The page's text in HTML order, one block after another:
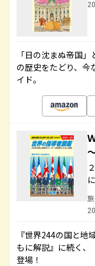
「日の沈まぬ帝国
の歴史をたどり、今
イド。
『世界244の国と
もに解説』に続く、
登場！